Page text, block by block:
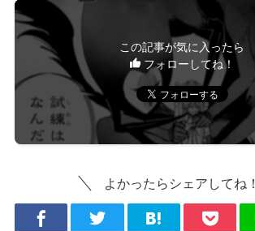
この記事が気に入ったら
フォローしてね！
よかったらシェアしてね！